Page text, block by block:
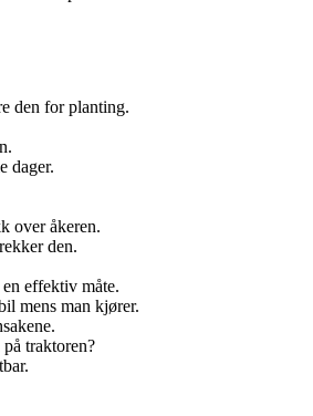
den for planting.
dager.
over åkeren.
den.
effektiv måte.
mens man kjører.
traktoren?